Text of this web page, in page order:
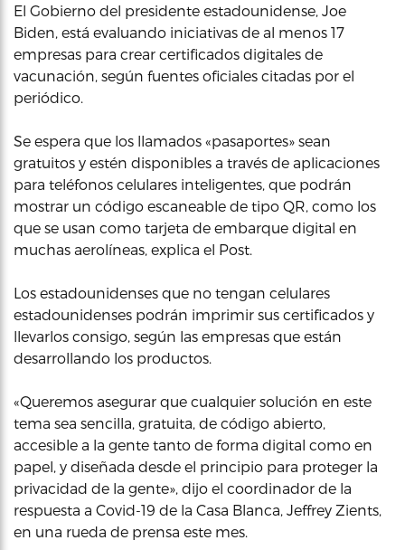
El Gobierno del presidente estadounidense, Joe
Biden, está evaluando iniciativas de al menos 17
empresas para crear certificados digitales de
vacunación, según fuentes oficiales citadas por el
periódico.
Se espera que los llamados «pasaportes» sean
gratuitos y estén disponibles a través de aplicaciones
para teléfonos celulares inteligentes, que podrán
mostrar un código escaneable de tipo QR, como los
que se usan como tarjeta de embarque digital en
muchas aerolíneas, explica el Post.
Los estadounidenses que no tengan celulares
estadounidenses podrán imprimir sus certificados y
llevarlos consigo, según las empresas que están
desarrollando los productos.
«Queremos asegurar que cualquier solución en este
tema sea sencilla, gratuita, de código abierto,
accesible a la gente tanto de forma digital como en
papel, y diseñada desde el principio para proteger la
privacidad de la gente», dijo el coordinador de la
respuesta a Covid-19 de la Casa Blanca, Jeffrey Zients,
en una rueda de prensa este mes.